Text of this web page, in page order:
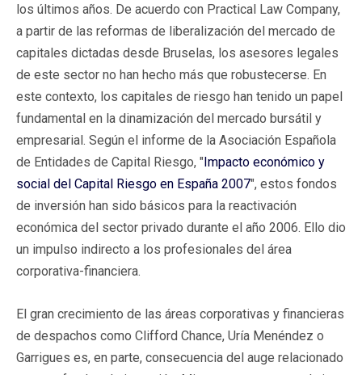
los últimos años. De acuerdo con Practical Law Company,
a partir de las reformas de liberalización del mercado de
capitales dictadas desde Bruselas, los asesores legales
de este sector no han hecho más que robustecerse. En
este contexto, los capitales de riesgo han tenido un papel
fundamental en la dinamización del mercado bursátil y
empresarial. Según el informe de la Asociación Española
de Entidades de Capital Riesgo, "Impacto económico y
social del Capital Riesgo en España 2007", estos fondos
de inversión han sido básicos para la reactivación
económica del sector privado durante el año 2006. Ello dio
un impulso indirecto a los profesionales del área
corporativa-financiera.
El gran crecimiento de las áreas corporativas y financieras
de despachos como Clifford Chance, Uría Menéndez o
Garrigues es, en parte, consecuencia del auge relacionado